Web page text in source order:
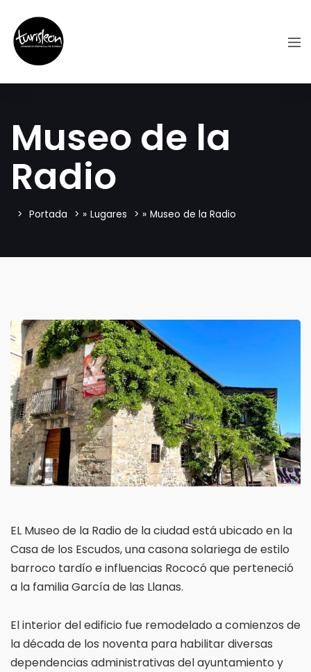
Museo de la
Radio
Portada » Lugares » Museo de la Radio
EL Museo de la Radio de la ciudad está ubicado en la
Casa de los Escudos, una casona solariega de estilo
barroco tardío e influencias Rococó que perteneció
a la familia García de las Llanas.
El interior del edificio fue remodelado a comienzos de
la década de los noventa para habilitar diversas
dependencias administrativas del ayuntamiento y